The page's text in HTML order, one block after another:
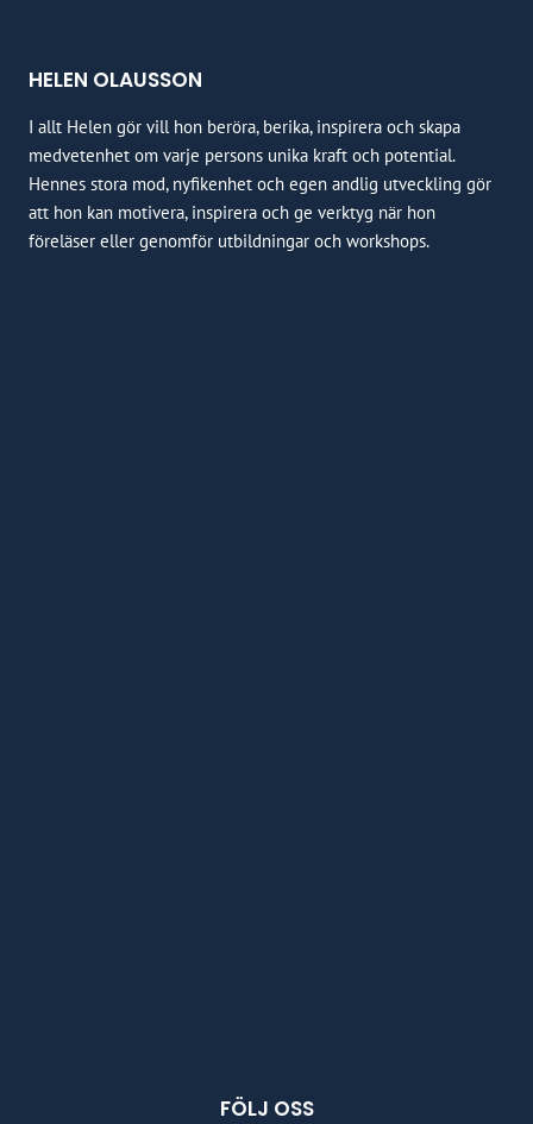
HELEN OLAUSSON
I allt Helen gör vill hon beröra, berika, inspirera och skapa
medvetenhet om varje persons unika kraft och potential.
Hennes stora mod, nyfikenhet och egen andlig utveckling gör
att hon kan motivera, inspirera och ge verktyg när hon
föreläser eller genomför utbildningar och workshops.
FÖLJ OSS